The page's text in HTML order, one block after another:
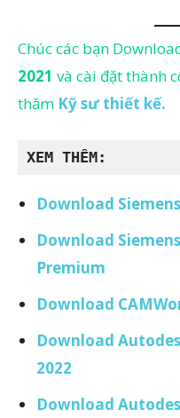
Chúc các bạn
2021 và cài đặt thành
thăm Kỹ sư thiết kế.
XEM THÊM:
Download
Download
Premium
Download
Download
2022
Download